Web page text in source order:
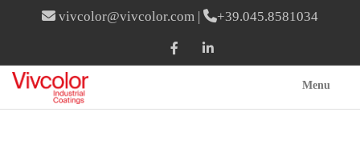
vivcolor@vivcolor.com | +39.045.8581034
Menu